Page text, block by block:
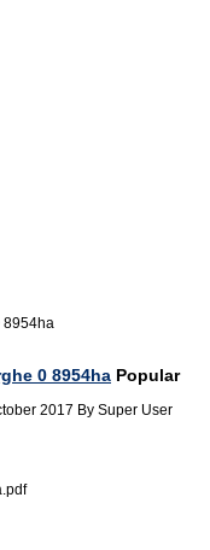
8954ha
0 8954ha Popular
2017 By Super User